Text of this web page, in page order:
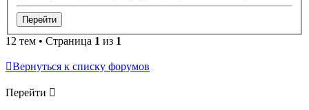
12 тем • Страница 1 из 1
Вернуться к списку форумов
Перейти